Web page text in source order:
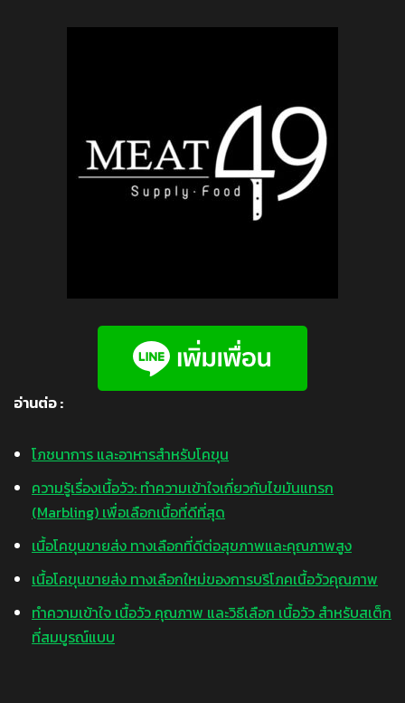
อ่านต่อ :
โภชนาการ และอาหารสำหรับโคขุน
ความรู้เรื่องเนื้อวัว: ทำความเข้าใจเกี่ยวกับไขมันแทรก
(Marbling) เพื่อเลือกเนื้อที่ดีที่สุด
เนื้อโคขุนขายส่ง ทางเลือกที่ดีต่อสุขภาพและคุณภาพสูง
เนื้อโคขุนขายส่ง ทางเลือกใหม่ของการบริโภคเนื้อวัวคุณภาพ
ทำความเข้าใจ เนื้อวัว คุณภาพ และวิธีเลือก เนื้อวัว สำหรับสเต็ก
ที่สมบูรณ์แบบ